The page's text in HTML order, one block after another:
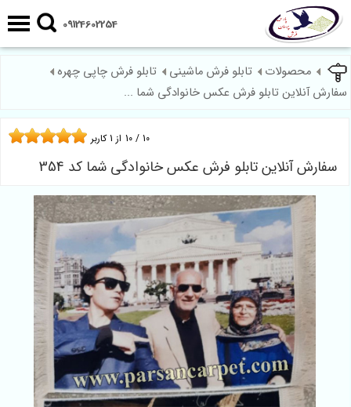
09124602254
محصولات تابلو فرش ماشینی
تابلو فرش چاپی چهره
سفارش آنلاین تابلو فرش عکس خانوادگی شما ...
سفارش آنلاین تابلو فرش عکس خانوادگی شما کد 354
10 / 10 از 1کاربر